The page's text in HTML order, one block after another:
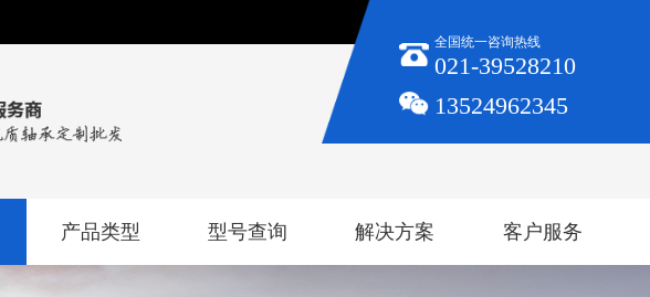
全国统一咨询热线
021-39528210
13524962345
产品类型 型号查询 解决方案 客户服务